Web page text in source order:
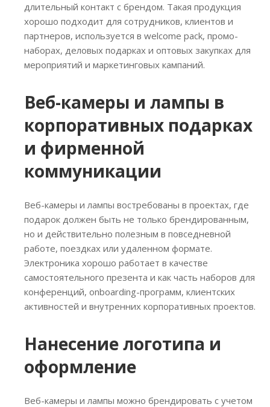
длительный контакт с брендом. Такая продукция
хорошо подходит для сотрудников, клиентов и
партнеров, используется в welcome pack, промо-
наборах, деловых подарках и оптовых закупках для
мероприятий и маркетинговых кампаний.
Веб-камеры и лампы в
корпоративных подарках
и фирменной
коммуникации
Веб-камеры и лампы востребованы в проектах, где
подарок должен быть не только брендированным,
но и действительно полезным в повседневной
работе, поездках или удаленном формате.
Электроника хорошо работает в качестве
самостоятельного презента и как часть наборов для
конференций, onboarding-программ, клиентских
активностей и внутренних корпоративных проектов.
Нанесение логотипа и
оформление
Веб-камеры и лампы можно брендировать с учетом